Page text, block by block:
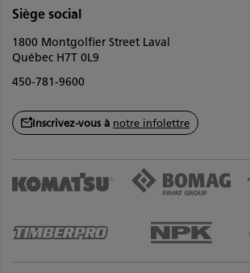
Siège social
1800 Montgolfier Street Laval
Québec H7T 0L9
450-781-9600
Inscrivez-vous à notre infolettre